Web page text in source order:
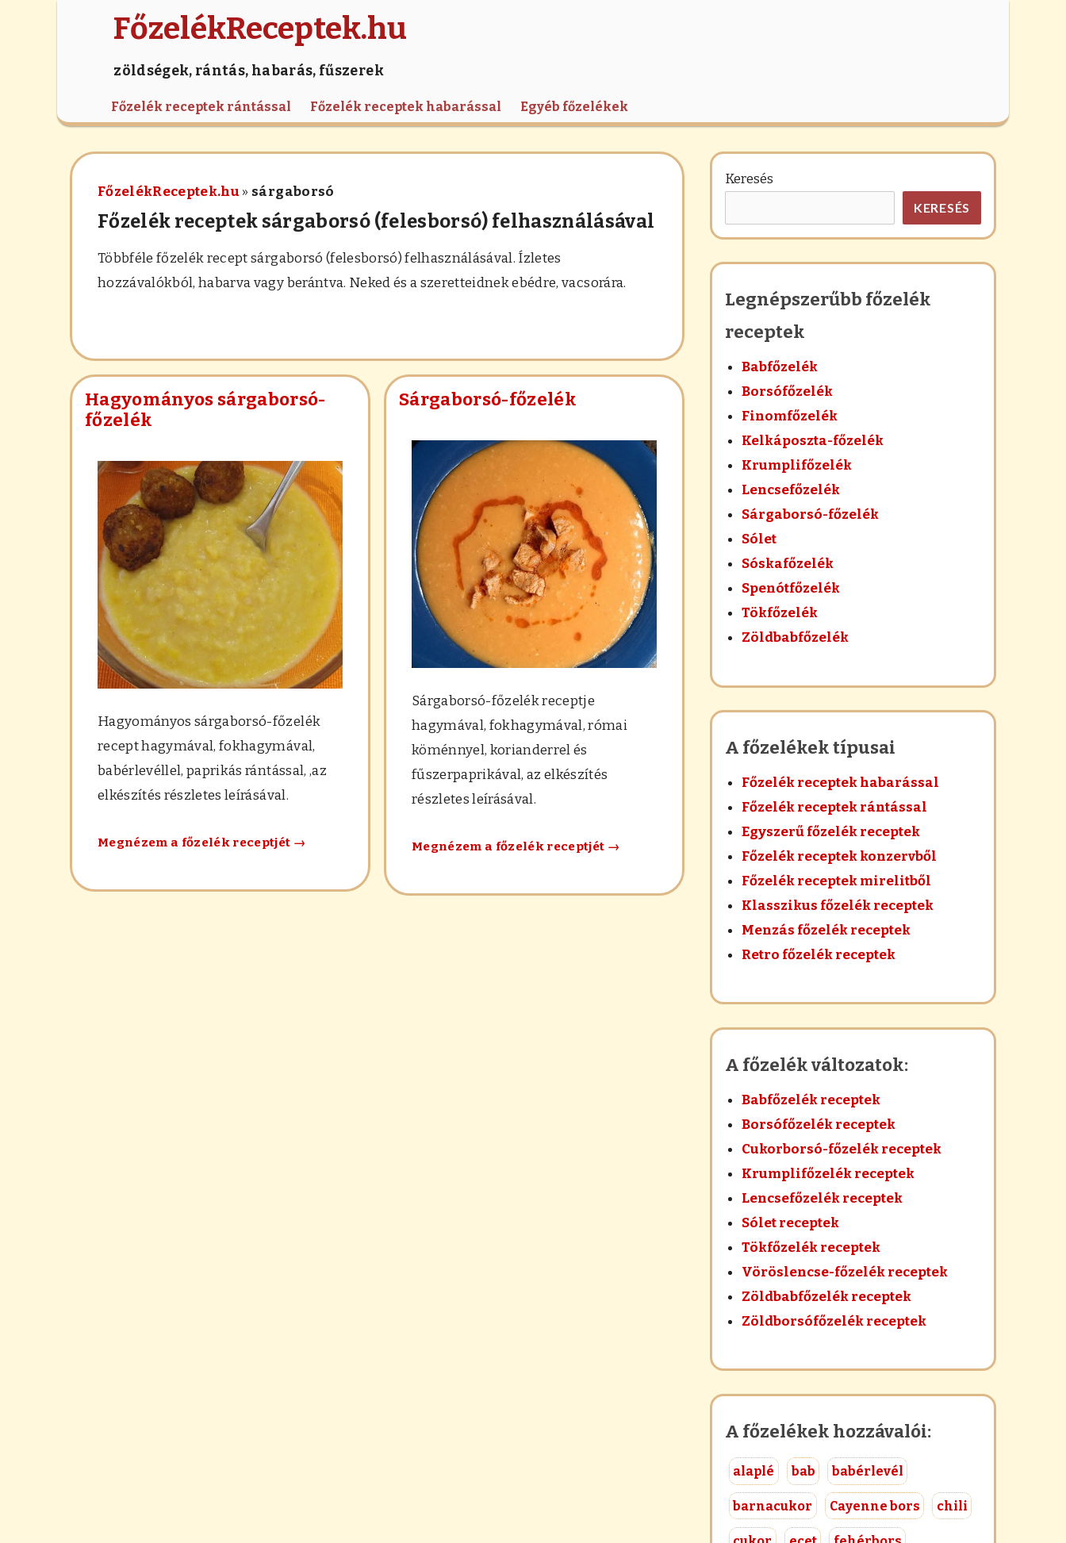
FőzelékReceptek.hu
zöldségek, rántás, habarás, fűszerek
Főzelék receptek rántással Főzelék receptek habarással Egyéb főzelékek
FőzelékReceptek.hu » sárgaborsó
Főzelék receptek sárgaborsó (felesborsó) felhasználásával
Többféle főzelék recept sárgaborsó (felesborsó) felhasználásával. Ízletes
hozzávalókból, habarva vagy berántva. Neked és a szeretteidnek ebédre, vacsorára.
Hagyományos sárgaborsó-
főzelék
Hagyományos sárgaborsó-főzelék
recept hagymával, fokhagymával,
babérlevéllel, paprikás rántással, ,az
elkészítés részletes leírásával.
Megnézem a főzelék receptjét Hagyományos
→
Sárgaborsó-főzelék
Sárgaborsó-főzelék receptje
hagymával, fokhagymával, római
köménnyel, korianderrel és
fűszerpaprikával, az elkészítés
részletes leírásával.
Megnézem a főzelék receptjét Sárgaborsó-
→
Keresés
KERESÉS
Legnépszerűbb főzelék
receptek
Babfőzelék
Borsófőzelék
Finomfőzelék
Kelkáposzta-főzelék
Krumplifőzelék
Lencsefőzelék
Sárgaborsó-főzelék
Sólet
Sóskafőzelék
Spenótfőzelék
Tökfőzelék
Zöldbabfőzelék
A főzelékek típusai
Főzelék receptek habarással
Főzelék receptek rántással
Egyszerű főzelék receptek
Főzelék receptek konzervből
Főzelék receptek mirelitből
Klasszikus főzelék receptek
Menzás főzelék receptek
Retro főzelék receptek
A főzelék változatok:
Babfőzelék receptek
Borsófőzelék receptek
Cukorborsó-főzelék receptek
Krumplifőzelék receptek
Lencsefőzelék receptek
Sólet receptek
Tökfőzelék receptek
Vöröslencse-főzelék receptek
Zöldbabfőzelék receptek
Zöldborsófőzelék receptek
A főzelékek hozzávalói:
alaplé bab babérlevél
barnacukor Cayenne bors chili